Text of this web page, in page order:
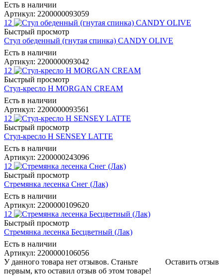
Есть в наличии
Артикул: 2200000093059
12
Быстрый просмотр
Стул обеденный (гнутая спинка) CANDY OLIVE
Есть в наличии
Артикул: 2200000093042
12
Быстрый просмотр
Стул-кресло Н MORGAN CREAM
Есть в наличии
Артикул: 2200000093561
12
Быстрый просмотр
Стул-кресло Н SENSEY LATTE
Есть в наличии
Артикул: 2200000243096
12
Быстрый просмотр
Стремянка лесенка Снег (Лак)
Есть в наличии
Артикул: 2200000109620
12
Быстрый просмотр
Стремянка лесенка Бесцветный (Лак)
Есть в наличии
Артикул: 2200000106056
Оставить отзыв
У данного товара нет отзывов. Станьте
первым, кто оставил отзыв об этом товаре!